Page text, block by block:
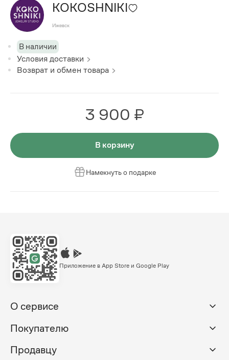
KOKOSHNIKI
Ижевск
В наличии
Условия доставки
Возврат и обмен товара
3 900 ₽
В корзину
Намекнуть о подарке
Приложение в App Store и Google Play
О сервисе
Покупателю
Продавцу